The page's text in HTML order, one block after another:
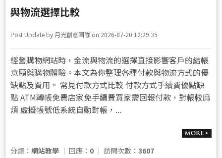
與物流選擇比較
Post Update by 月光創意團隊 on 2026-07-20 12:29:35
經營購物網站時，金流與物流的選擇直接影響客戶的結帳
意願與購物體驗。本文為你整理各種付款與物流方式的優
缺點及費用。 常見付款方式比較 付款方式手續費優點缺
點 ATM轉帳免費店家免手續費買家需回報付款，對帳較麻
煩 虛擬帳號低系統自動對帳，...
分類： 網站教學 │ 回應： 0 │ 訪問次數： 3607